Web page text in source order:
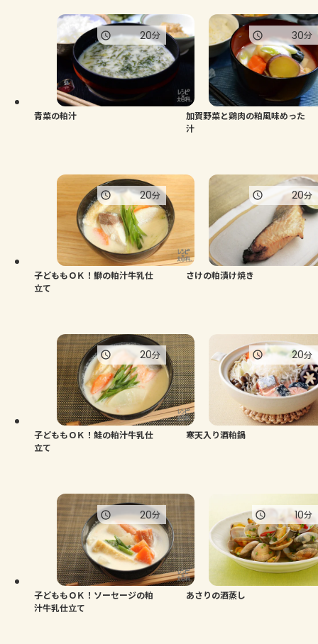
青菜の粕汁
20分
加賀野菜と鶏肉の粕風味めった
汁
30分
子どももＯＫ！鰤の粕汁牛乳仕
立て
20分
さけの粕漬け焼き
20分
子どももＯＫ！鮭の粕汁牛乳仕
立て
20分
寒天入り酒粕鍋
20分
子どももＯＫ！ソーセージの粕
汁牛乳仕立て
20分
あさりの酒蒸し
10分